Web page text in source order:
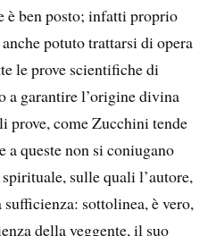
è ben posto; infatti proprio
potuto trattarsi di opera
le prove scientifiche di
a garantire l’origine divina
prove, come Zucchini tende
a queste non si coniugano
sulle quali l’autore,
sottolinea, è vero,
della veggente, il suo